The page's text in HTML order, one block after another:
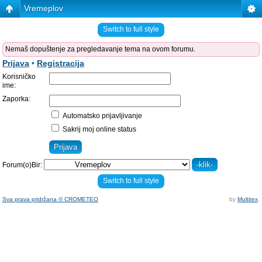
Vremeplov
Switch to full style
Nemaš dopuštenje za pregledavanje tema na ovom forumu.
Prijava • Registracija
Korisničko
ime:
Zaporka:
Automatsko prijavljivanje
Sakrij moj online status
Forum(o)Bir:
Switch to full style
Sva prava pridržana © CROMETEO by Multitex